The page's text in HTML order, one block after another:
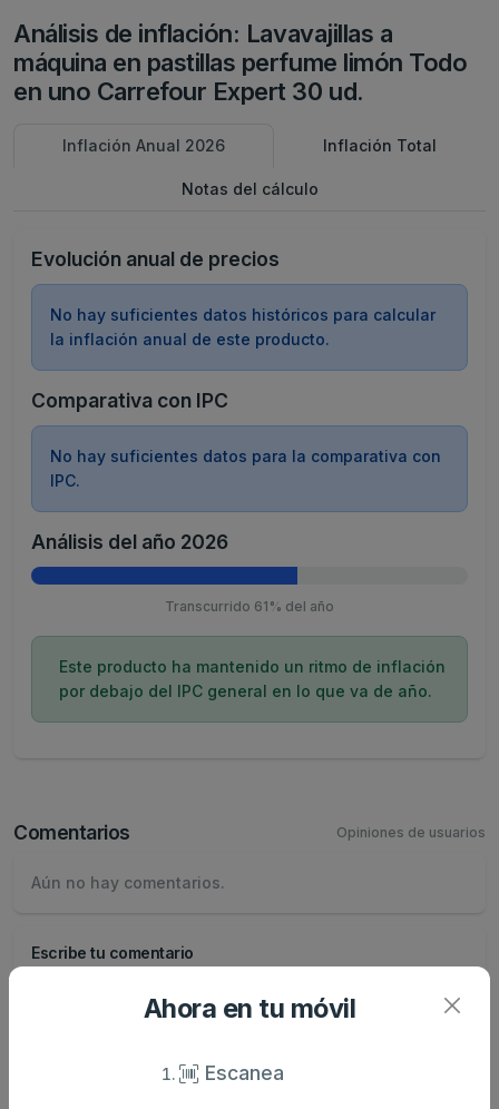
Análisis de inflación: Lavavajillas a
máquina en pastillas perfume limón Todo
en uno Carrefour Expert 30 ud.
Inflación Anual 2026 Inflación Total
Notas del cálculo
Evolución anual de precios
No hay suficientes datos históricos para calcular
la inflación anual de este producto.
Comparativa con IPC
No hay suficientes datos para la comparativa con
IPC.
Análisis del año 2026
Transcurrido 61% del año
Este producto ha mantenido un ritmo de inflación
por debajo del IPC general en lo que va de año.
Comentarios Opiniones de usuarios
Aún no hay comentarios.
Escribe tu comentario
Ahora en tu móvil
Escanea